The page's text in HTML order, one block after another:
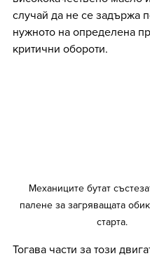
случай да не се задържа
нужното на определена
критични обороти.
Механиците бутат
палене за загряващата
старта.
Тогава части за този